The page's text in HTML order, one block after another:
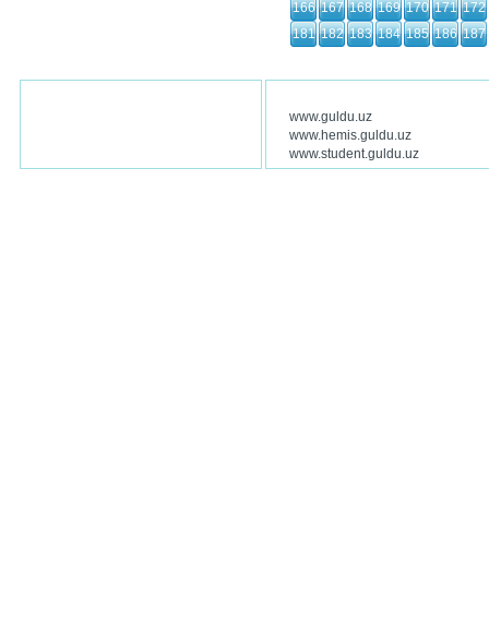
166 167 168 169 170 171 172
181 182 183 184 185 186 187
www.guldu.uz
www.hemis.guldu.uz
www.student.guldu.uz